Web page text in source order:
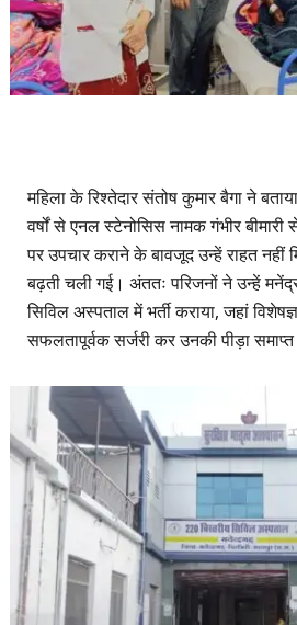
महिला के रिश्तेदार संतोष कुमार बैगा ने
वर्षों से एनल स्टेनोसिस नामक गंभीर
पर उपचार कराने के बावजूद उन्हें राहत नहीं
बढ़ती चली गई। अंततः परिजनों ने उन्हें
सिविल अस्पताल में भर्ती कराया, जहां
सफलतापूर्वक सर्जरी कर उनकी पीड़ा